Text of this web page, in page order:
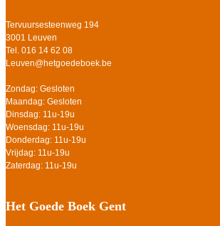
Tervuursesteenweg 194
3001 Leuven
Tel. 016 14 62 08
Leuven@hetgoedeboek.be
Zondag: Gesloten
Maandag: Gesloten
Dinsdag: 11u-19u
Woensdag: 11u-19u
Donderdag: 11u-19u
Vrijdag: 11u-19u
Zaterdag: 11u-19u
Het Goede Boek Gent